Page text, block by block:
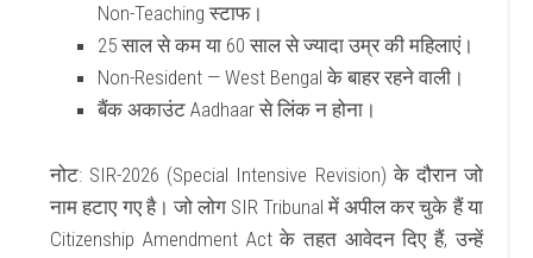
Non-Teaching स्टाफ।
25 साल से कम या 60 साल से ज्यादा उम्र की महिलाएं।
Non-Resident — West Bengal के बाहर रहने वाली।
बैंक अकाउंट Aadhaar से लिंक न होना।
नोट: SIR-2026 (Special Intensive Revision) के दौरान जो
नाम हटाए गए है। जो लोग SIR Tribunal में अपील कर चुके हैं या
Citizenship Amendment Act के तहत आवेदन दिए हैं, उन्हें